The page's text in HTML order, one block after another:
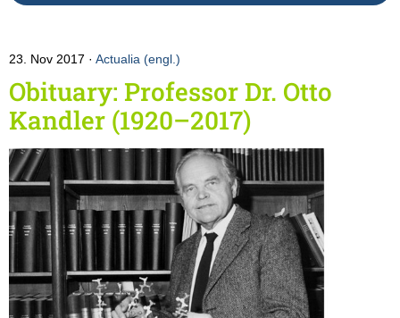
23. Nov 2017 Actualia (engl.)
Obituary: Professor Dr. Otto
Kandler (1920–2017)